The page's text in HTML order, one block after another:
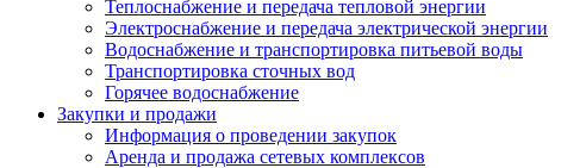
Теплоснабжение и передача тепловой энергии
Электроснабжение и передача электрической энергии
Водоснабжение и транспортировка питьевой воды
Транспортировка сточных вод
Горячее водоснабжение
Закупки и продажи
Информация о проведении закупок
Аренда и продажа сетевых комплексов